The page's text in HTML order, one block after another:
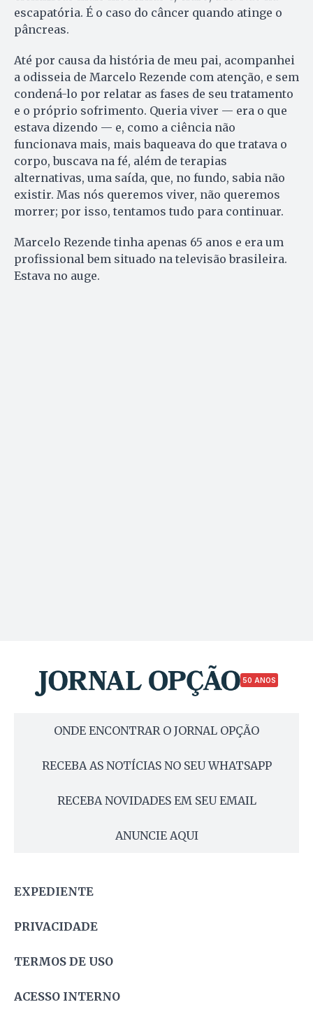
escapatória. É o caso do câncer quando atinge o
pâncreas.
Até por causa da história de meu pai, acompanhei
a odisseia de Marcelo Rezende com atenção, e sem
condená-lo por relatar as fases de seu tratamento
e o próprio sofrimento. Queria viver — era o que
estava dizendo — e, como a ciência não
funcionava mais, mais baqueava do que tratava o
corpo, buscava na fé, além de terapias
alternativas, uma saída, que, no fundo, sabia não
existir. Mas nós queremos viver, não queremos
morrer; por isso, tentamos tudo para continuar.
Marcelo Rezende tinha apenas 65 anos e era um
profissional bem situado na televisão brasileira.
Estava no auge.
50 ANOS
ONDE ENCONTRAR O JORNAL OPÇÃO
RECEBA AS NOTÍCIAS NO SEU WHATSAPP
RECEBA NOVIDADES EM SEU EMAIL
ANUNCIE AQUI
EXPEDIENTE
PRIVACIDADE
TERMOS DE USO
ACESSO INTERNO